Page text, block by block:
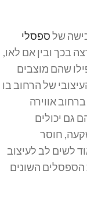
שלספסלי
בכך ובין אם לאו,
שהם מוצבים
של הרחוב בו
אווירה
גם יכולים
חוסר
לשים לב לעיצוב
השונים